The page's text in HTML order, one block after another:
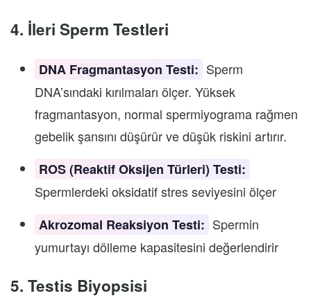
4. İleri Sperm Testleri
DNA Fragmantasyon Testi: Sperm
DNA’sındaki kırılmaları ölçer. Yüksek
fragmantasyon, normal spermiyograma rağmen
gebelik şansını düşürür ve düşük riskini artırır.
ROS (Reaktif Oksijen Türleri) Testi:
Spermlerdeki oksidatif stres seviyesini ölçer
Akrozomal Reaksiyon Testi: Spermin
yumurtayı dölleme kapasitesini değerlendirir
5. Testis Biyopsisi